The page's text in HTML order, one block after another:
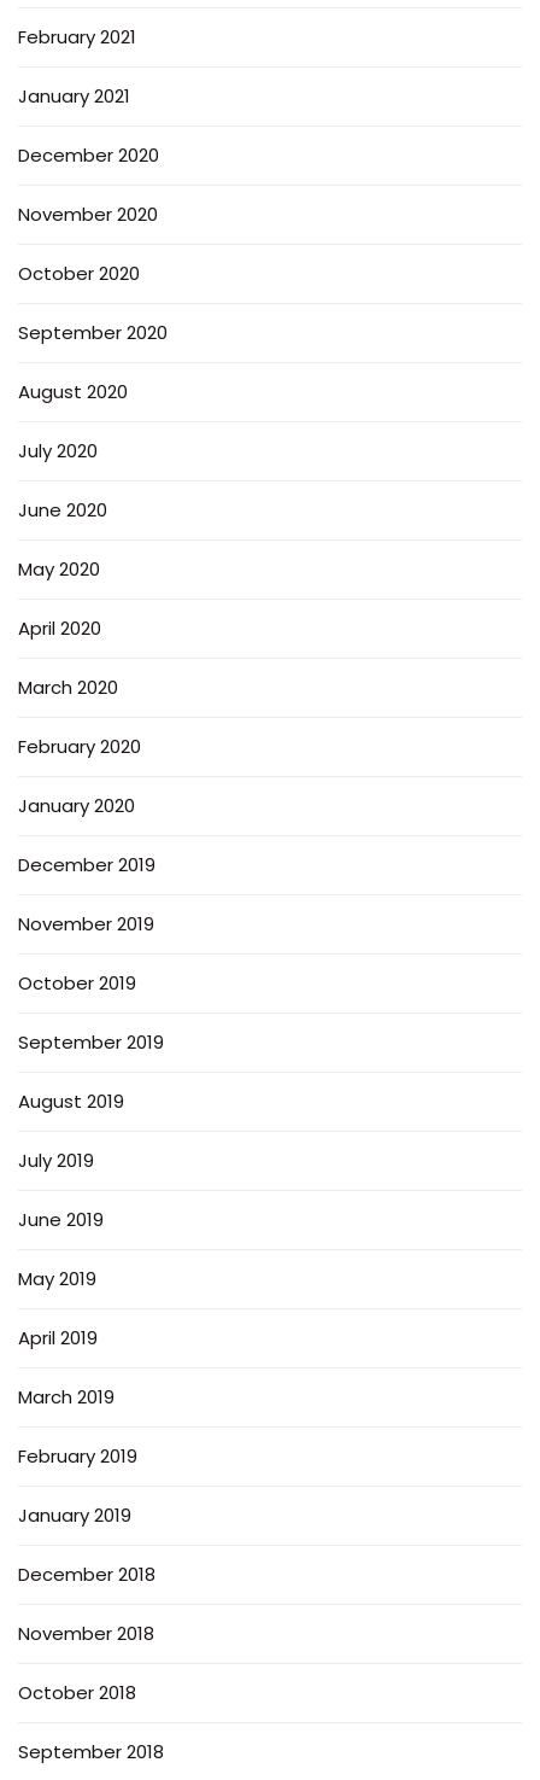
February 2021
January 2021
December 2020
November 2020
October 2020
September 2020
August 2020
July 2020
June 2020
May 2020
April 2020
March 2020
February 2020
January 2020
December 2019
November 2019
October 2019
September 2019
August 2019
July 2019
June 2019
May 2019
April 2019
March 2019
February 2019
January 2019
December 2018
November 2018
October 2018
September 2018